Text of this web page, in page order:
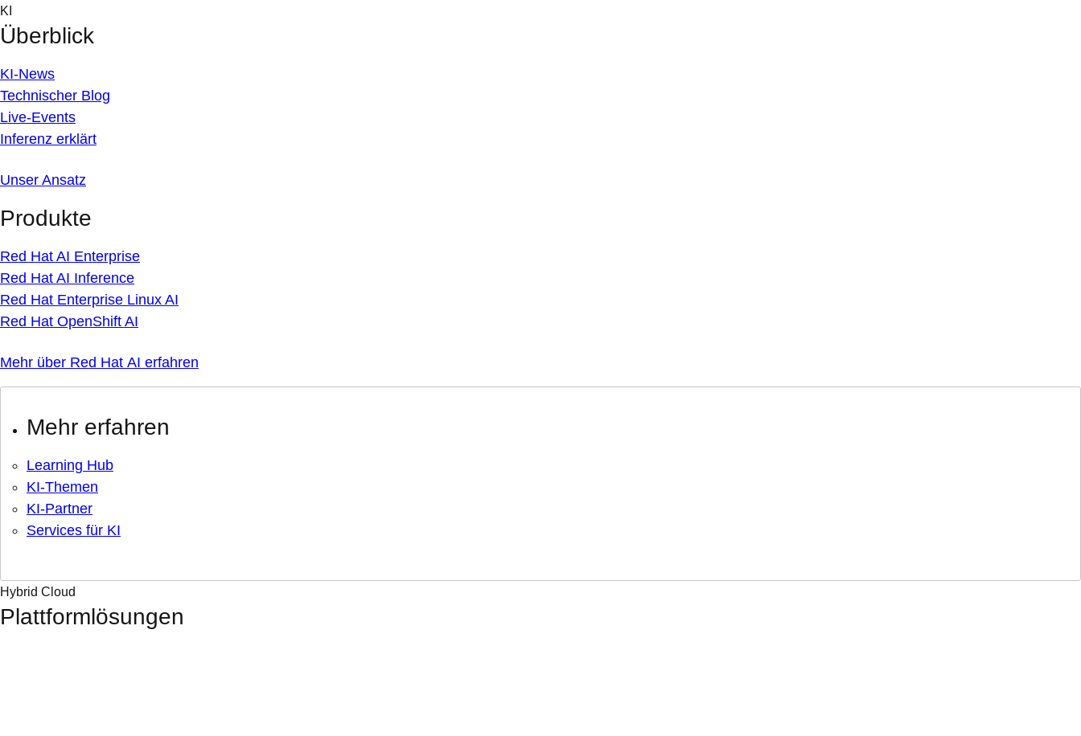
Skip
to
content
KI
Überblick
KI-News
Technischer Blog
Live-Events
Inferenz erklärt
Unser Ansatz
Produkte
Red Hat AI Enterprise
Red Hat AI Inference
Red Hat Enterprise Linux AI
Red Hat OpenShift AI
Mehr über Red Hat AI erfahren
Mehr erfahren
Learning Hub
KI-Themen
KI-Partner
Services für KI
Hybrid Cloud
Plattformlösungen